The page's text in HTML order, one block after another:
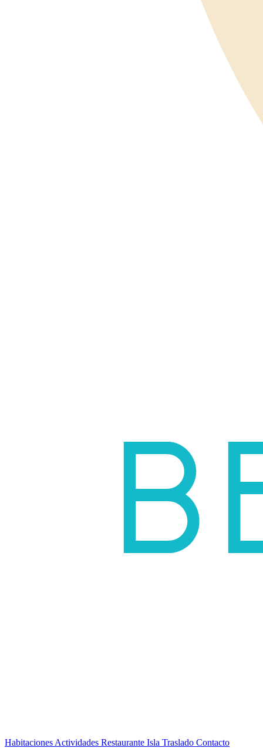
Habitaciones Actividades Restaurante Isla Traslado Contacto